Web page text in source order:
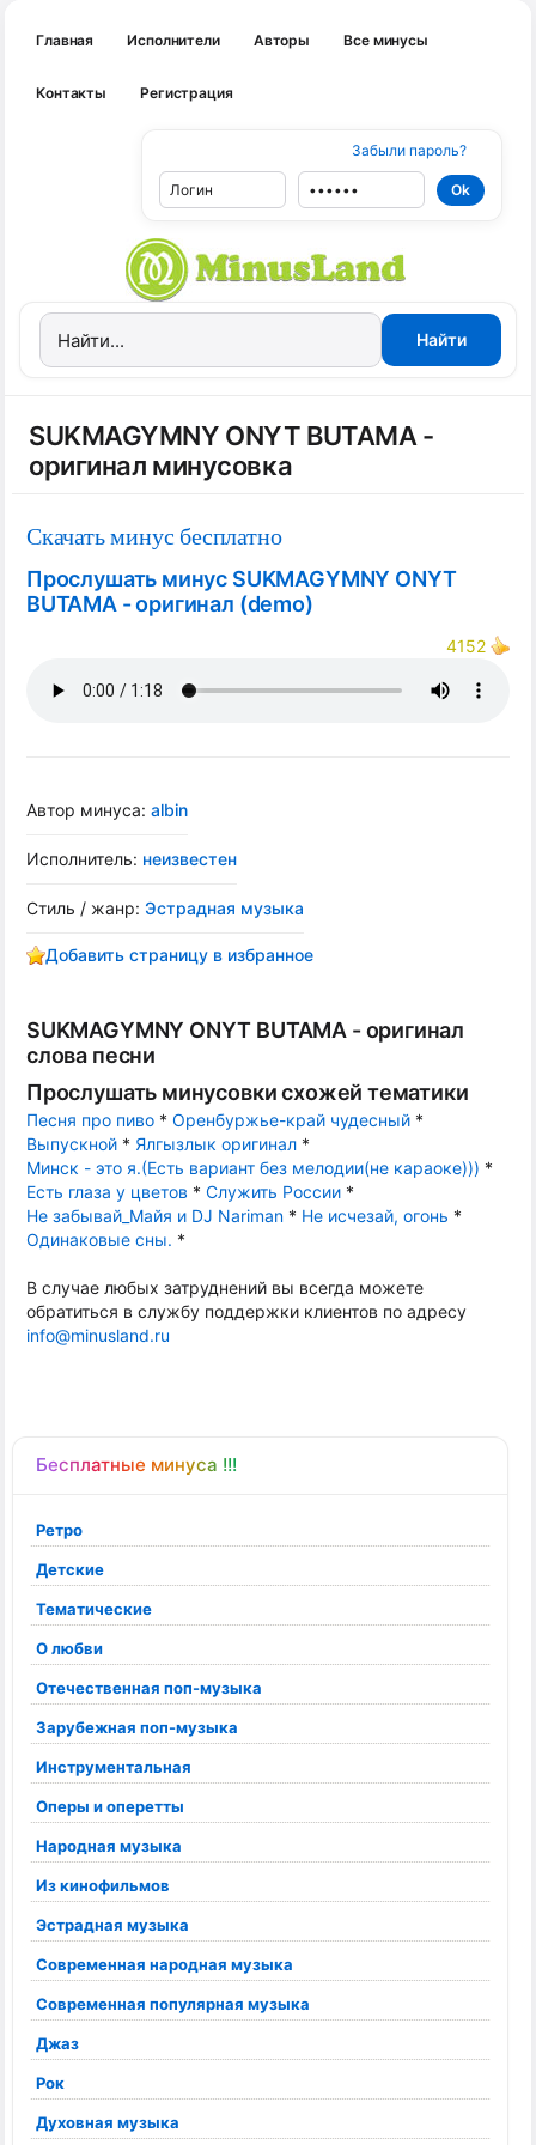
Главная Исполнители Авторы Все минусы
Контакты Регистрация
Забыли пароль?
Бесплатные минуса !!!
Ретро
Детские
Тематические
О любви
Отечественная поп-музыка
Зарубежная поп-музыка
Инструментальная
Оперы и оперетты
Народная музыка
Из кинофильмов
Эстрадная музыка
Современная народная музыка
Современная популярная музыка
Джаз
Рок
Духовная музыка
SUKMAGYMNY ONYT BUTAMA -
оригинал минусовка
Скачать минус бесплатно
Прослушать минус SUKMAGYMNY ONYT
BUTAMA - оригинал (demo)
4152
Автор минуса: albin
Исполнитель: неизвестен
Стиль / жанр: Эстрадная музыка
Добавить страницу в избранное
SUKMAGYMNY ONYT BUTAMA - оригинал
слова песни
Прослушать минусовки схожей тематики
Песня про пиво * Оренбуржье-край чудесный *
Выпускной * Ялгызлык оригинал *
Минск - это я.(Есть вариант без мелодии(не караоке))) *
Есть глаза у цветов * Служить России *
Не забывай_Майя и DJ Nariman * Не исчезай, огонь *
Одинаковые сны. *
В случае любых затруднений вы всегда можете
обратиться в службу поддержки клиентов по адресу
info@minusland.ru